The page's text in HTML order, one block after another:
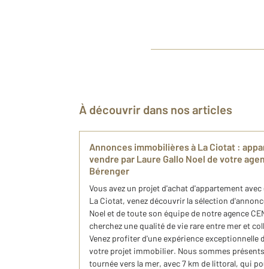
À découvrir dans nos articles
Annonces immobilières à La Ciotat :
vendre par Laure Gallo Noel de votre
Bérenger
Vous avez un projet d'achat d'appartement
La Ciotat, venez découvrir la sélection
Noel et de toute son équipe de notre agence
cherchez une qualité de vie rare entre mer et
Venez profiter d'une expérience exceptionnelle
votre projet immobilier. Nous sommes
tournée vers la mer, avec 7 km de littoral, qui